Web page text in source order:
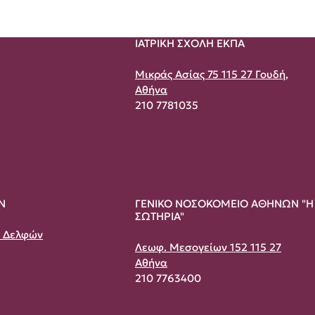
ΙΑΤΡΙΚΗ ΣΧΟΛΗ ΕΚΠΑ
Μικράς Ασίας 75 115 27 Γουδή,
Αθήνα
210 7781035
Δελφών
ΓΕΝΙΚΟ ΝΟΣΟΚΟΜΕΙΟ ΑΘΗΝΩΝ "Η
ΣΩΤΗΡΙΑ"
Λεωφ. Μεσογείων 152 115 27
Αθήνα
210 7763400